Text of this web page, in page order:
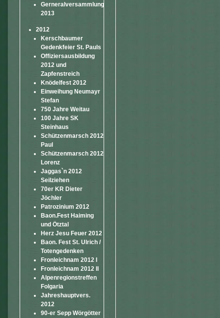
Gerneralversammlung
2013
2012
Kerschbaumer
Gedenkfeier St. Pauls
Offiziersausbildung
2012 und
Zapfenstreich
Knödelfest 2012
Einweihung Neumayr
Stefan
750 Jahre Weitau
100 Jahre SK
Steinhaus
Schützenmarsch 2012
Paul
Schützenmarsch 2012
Lorenz
Jaggas`n 2012
Seilziehen
70er KR Dieter
Jöchler
Patrozinium 2012
Baon.Fest Haiming
und Ötztal
Herz Jesu Feuer 2012
Baon. Fest St. Ulrich /
Totengedenken
Fronleichnam 2012 I
Fronleichnam 2012 II
Alpenregionstreffen
Folgaria
Jahreshauptvers.
2012
90-er Sepp Wörgötter